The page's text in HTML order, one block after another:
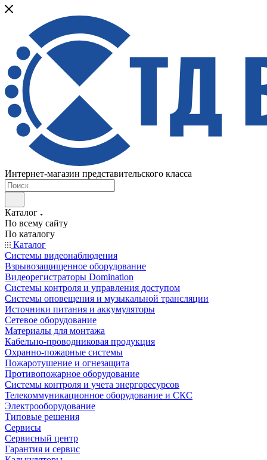
Интернет-магазин представительского класса
Каталог
По всему сайту
По каталогу
Каталог
Системы видеонаблюдения
Взрывозащищенное оборудование
Видеорегистраторы Domination
Системы контроля и управления доступом
Системы оповещения и музыкальной трансляции
Источники питания и аккумуляторы
Сетевое оборудование
Материалы для монтажа
Кабельно-проводниковая продукция
Охранно-пожарные системы
Пожаротушение и огнезащита
Противопожарное оборудование
Системы контроля и учета энергоресурсов
Телекоммуникационное оборудование и СКС
Электрооборудование
Типовые решения
Сервисы
Сервисный центр
Гарантия и сервис